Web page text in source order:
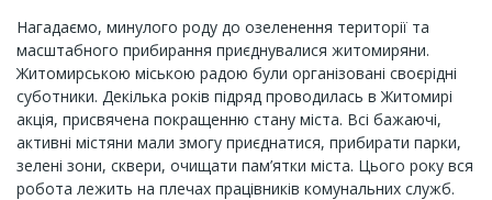
Нагадаємо, минулого роду до озеленення території та
масштабного прибирання приєднувалися житомиряни.
Житомирською міською радою були організовані своєрідні
суботники. Декілька років підряд проводилась в Житомирі
акція, присвячена покращенню стану міста. Всі бажаючі,
активні містяни мали змогу приєднатися, прибирати парки,
зелені зони, сквери, очищати пам’ятки міста. Цього року вся
робота лежить на плечах працівників комунальних служб.